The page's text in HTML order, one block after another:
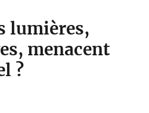
lumières,
menacent
?